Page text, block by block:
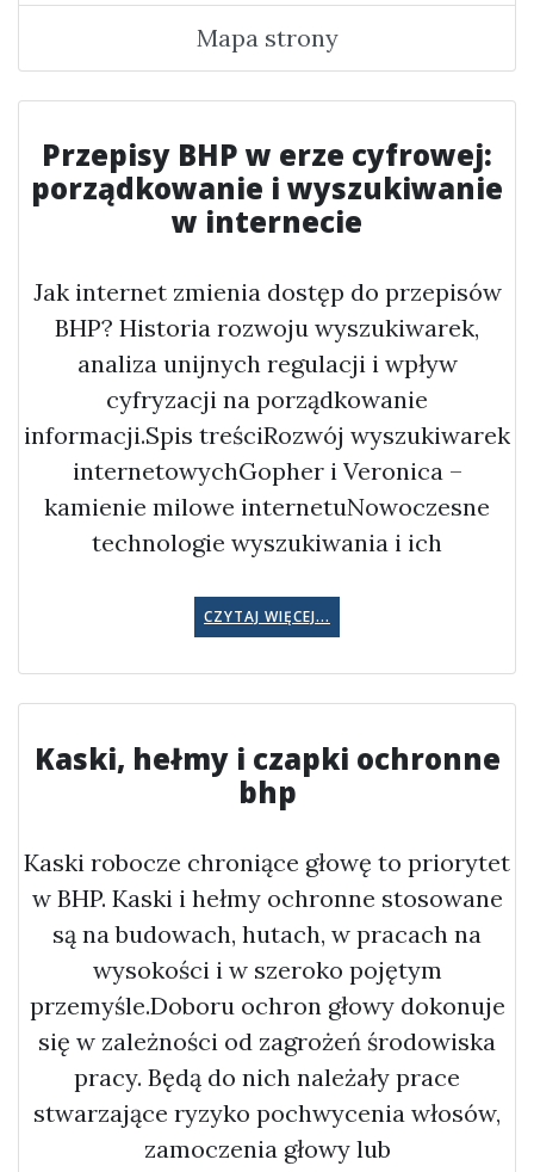
Mapa strony
Przepisy BHP w erze cyfrowej:
porządkowanie i wyszukiwanie
w internecie
Jak internet zmienia dostęp do przepisów
BHP? Historia rozwoju wyszukiwarek,
analiza unijnych regulacji i wpływ
cyfryzacji na porządkowanie
informacji.Spis treściRozwój wyszukiwarek
internetowychGopher i Veronica –
kamienie milowe internetuNowoczesne
technologie wyszukiwania i ich
CZYTAJ WIĘCEJ...
Kaski, hełmy i czapki ochronne
bhp
Kaski robocze chroniące głowę to priorytet
w BHP. Kaski i hełmy ochronne stosowane
są na budowach, hutach, w pracach na
wysokości i w szeroko pojętym
przemyśle.Doboru ochron głowy dokonuje
się w zależności od zagrożeń środowiska
pracy. Będą do nich należały prace
stwarzające ryzyko pochwycenia włosów,
zamoczenia głowy lub